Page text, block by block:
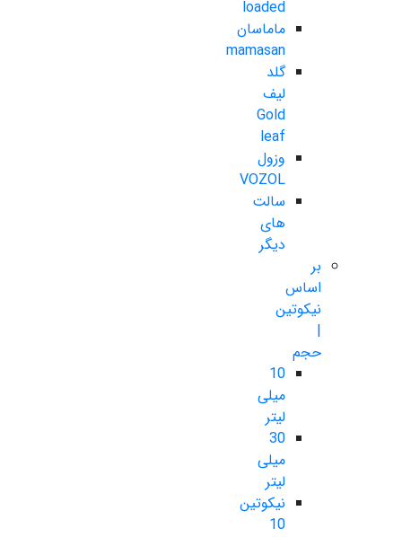
loaded
ماماسان
mamasan
گلد
لیف
Gold
leaf
وزول
VOZOL
سالت
های
دیگر
بر
اساس
نیکوتین
|
حجم
10
میلی
لیتر
30
میلی
لیتر
نیکوتین
10